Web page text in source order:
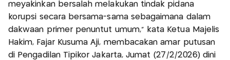
meyakinkan bersalah melakukan tindak pidana
korupsi secara bersama-sama sebagaimana dalam
dakwaan primer penuntut umum," kata Ketua Majelis
Hakim, Fajar Kusuma Aji, membacakan amar putusan
di Pengadilan Tipikor Jakarta, Jumat (27/2/2026) dini